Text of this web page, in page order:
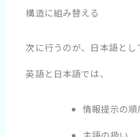
構造に組み替える
次に行うのが、日本語とし
英語と日本語では、
情報提示の順